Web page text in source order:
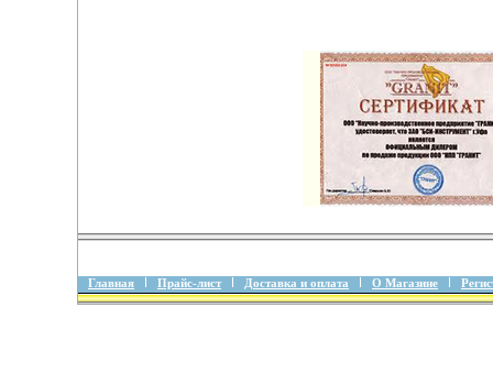
Главная Прайс-лист Доставка и оплата О Магазине